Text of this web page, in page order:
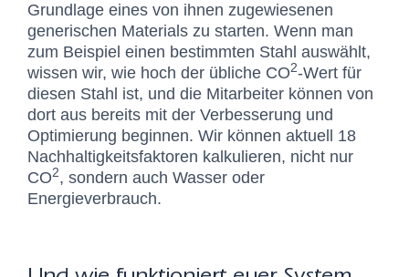
Grundlage eines von ihnen zugewiesenen
generischen Materials zu starten. Wenn man
zum Beispiel einen bestimmten Stahl auswählt,
wissen wir, wie hoch der übliche CO2-Wert für
diesen Stahl ist, und die Mitarbeiter können von
dort aus bereits mit der Verbesserung und
Optimierung beginnen. Wir können aktuell 18
Nachhaltigkeitsfaktoren kalkulieren, nicht nur
CO2, sondern auch Wasser oder
Energieverbrauch.